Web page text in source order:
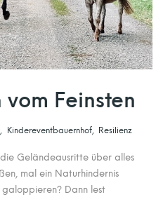
Feinsten
Kindereventbauernhof Resilienz
Geländeausritte über alles
mal ein Naturhindernis
Dann lest